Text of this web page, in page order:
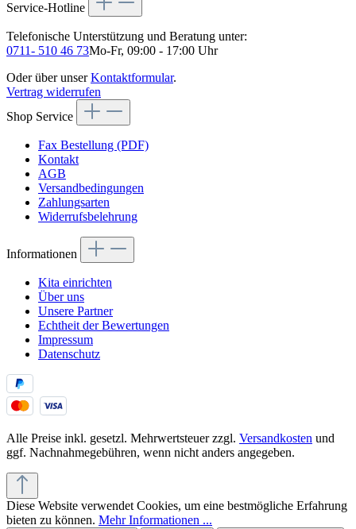
Service-Hotline
Telefonische Unterstützung und Beratung unter:
0711- 510 46 73Mo-Fr, 09:00 - 17:00 Uhr
Oder über unserKontaktformular.
Vertrag widerrufen
Shop Service
Fax Bestellung (PDF)
Kontakt
AGB
Versandbedingungen
Zahlungsarten
Widerrufsbelehrung
Informationen
Kita einrichten
Über uns
Unsere Partner
Echtheit der Bewertungen
Impressum
Datenschutz
Alle Preise inkl. gesetzl. Mehrwertsteuer zzgl. Versandkosten und
ggf. Nachnahmegebühren, wenn nicht anders angegeben.
Diese Website verwendet Cookies, um eine bestmögliche Erfahrung
bieten zu können. Mehr Informationen ...